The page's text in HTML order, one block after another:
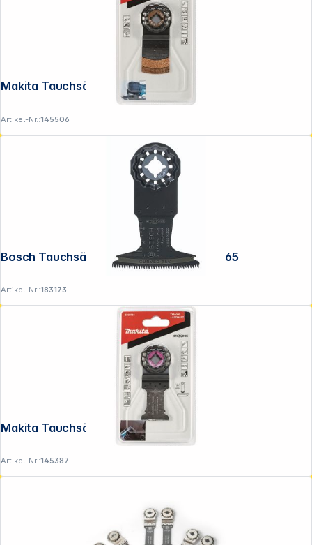
Makita Tauchsägeblatt 32mm TMA075
Artikel-Nr.:145506
Bosch Tauchsägeblatt RB - 10er Pack AII65
Artikel-Nr.:183173
Makita Tauchsägeblatt 32mm TMA080
Artikel-Nr.:145387